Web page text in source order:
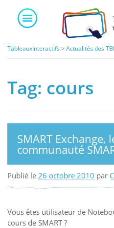
content
TableauxInteractifs > Actualités des
Tag: cours
SMART Exchange,
communauté
Publié le 26 octobre 2010 par
Vous êtes utilisateur de
cours de SMART ?